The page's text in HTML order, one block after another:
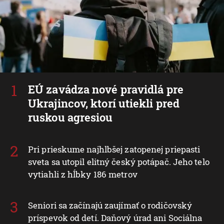
EÚ zavádza nové pravidlá pre
Ukrajincov, ktorí utiekli pred
ruskou agresiou
Pri prieskume najhlbšej zatopenej priepasti
sveta sa utopil elitný český potápač. Jeho telo
vytiahli z hĺbky 186 metrov
Seniori sa začínajú zaujímať o rodičovský
príspevok od detí. Daňový úrad ani Sociálna